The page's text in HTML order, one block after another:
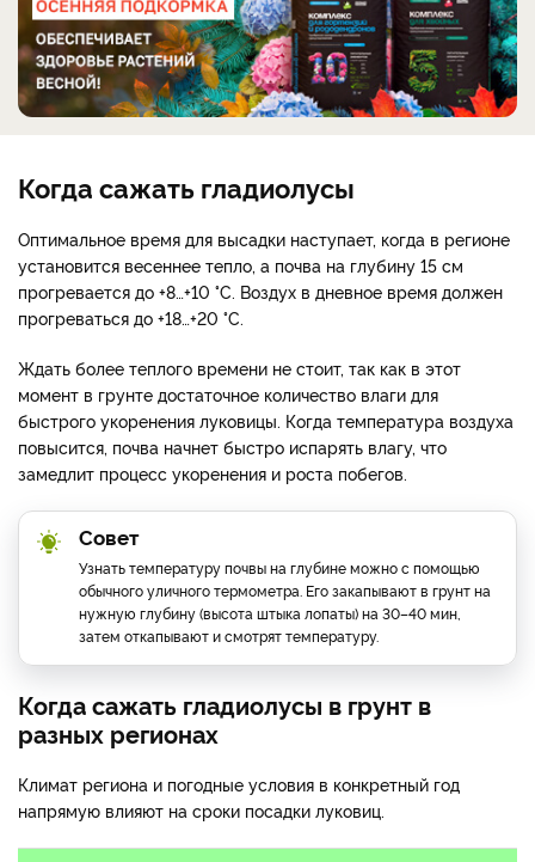
Когда сажать гладиолусы
Оптимальное время для высадки наступает, когда в регионе
установится весеннее тепло, а почва на глубину 15 см
прогревается до +8…+10 °С. Воздух в дневное время должен
прогреваться до +18…+20 °С.
Ждать более теплого времени не стоит, так как в этот
момент в грунте достаточное количество влаги для
быстрого укоренения луковицы. Когда температура воздуха
повысится, почва начнет быстро испарять влагу, что
замедлит процесс укоренения и роста побегов.
Совет
Узнать температуру почвы на глубине можно с помощью
обычного уличного термометра. Его закапывают в грунт на
нужную глубину (высота штыка лопаты) на 30–40 мин,
затем откапывают и смотрят температуру.
Когда сажать гладиолусы в грунт в
разных регионах
Климат региона и погодные условия в конкретный год
напрямую влияют на сроки посадки луковиц.